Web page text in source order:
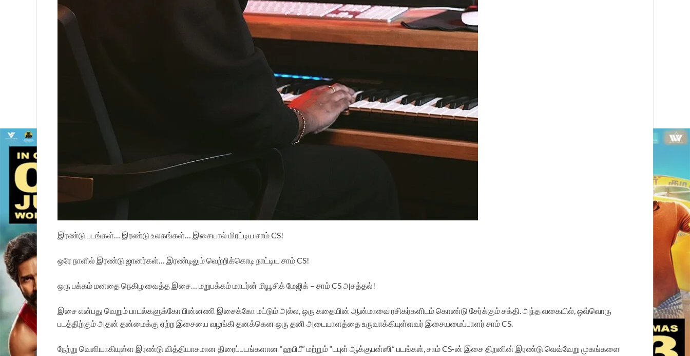
இரண்டு படங்கள்… இரண்டு உலகங்கள்… இசையால் மிரட்டிய சாம் CS!
ஒரே நாளில் இரண்டு ஜானர்கள்… இரண்டிலும் வெற்றிக்கொடி நாட்டிய சாம் CS!
ஒரு பக்கம் மனதை நெகிழ வைத்த இசை… மறுபக்கம் மாடர்ன் மியூசிக் மேஜிக் – சாம் CS அசத்தல்!
இசை என்பது வெறும் பாடல்களுக்கோ பின்னணி இசைக்கோ மட்டும் அல்ல, ஒரு கதையின் ஆன்மாவை ரசிகர்களிடம் கொண்டு சேர்க்கும் சக்தி. அந்த வகையில், ஒவ்வொரு
படத்திற்கும் அதன் தன்மைக்கு ஏற்ற இசையை வழங்கி தனக்கென ஒரு தனி அடையாளத்தை உருவாக்கியுள்ளவர் இசையமைப்பாளர் சாம் CS.
நேற்று வெளியாகியுள்ள இரண்டு வித்தியாசமான திரைப்படங்களான “ஹபிபீ” மற்றும் “டபுள் ஆக்குபன்ஸி” படங்கள், சாம் CS-ன் இசை திறனின் இரண்டு வெவ்வேறு முகங்களை